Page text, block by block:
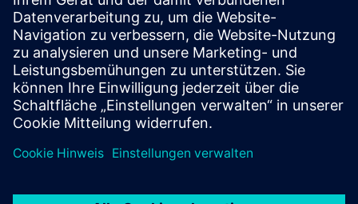
Presse | Unternehmen | Siemens
© Siemens 1996 – 2026
Impressum
Datenschutz
Cookie Richtlinien
Nutzungsbedingungen